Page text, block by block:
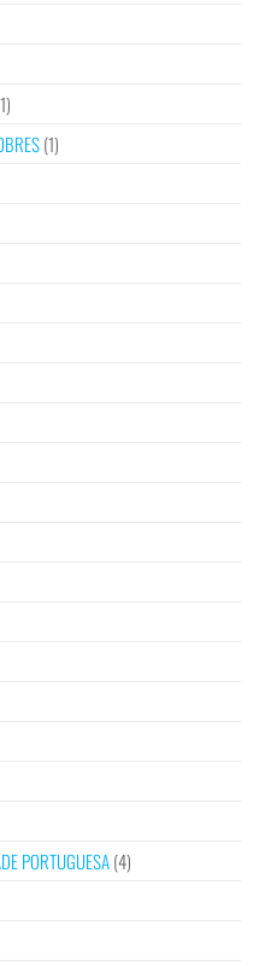
(1)
PORTUGUESA(4)